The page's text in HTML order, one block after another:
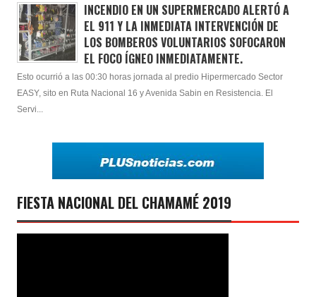
INCENDIO EN UN SUPERMERCADO ALERTÓ A
EL 911 Y LA INMEDIATA INTERVENCIÓN DE
LOS BOMBEROS VOLUNTARIOS SOFOCARON
EL FOCO ÍGNEO INMEDIATAMENTE.
Esto ocurrió a las 00:30 horas jornada al predio Hipermercado Sector
EASY, sito en Ruta Nacional 16 y Avenida Sabin en Resistencia. El
Servi...
FIESTA NACIONAL DEL CHAMAMÉ 2019